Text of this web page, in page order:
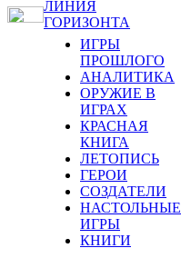
ЛИНИЯ
ГОРИЗОНТА
ИГРЫ
ПРОШЛОГО
АНАЛИТИКА
ОРУЖИЕ В
ИГРАХ
КРАСНАЯ
КНИГА
ЛЕТОПИСЬ
ГЕРОИ
СОЗДАТЕЛИ
НАСТОЛЬНЫЕ
ИГРЫ
КНИГИ